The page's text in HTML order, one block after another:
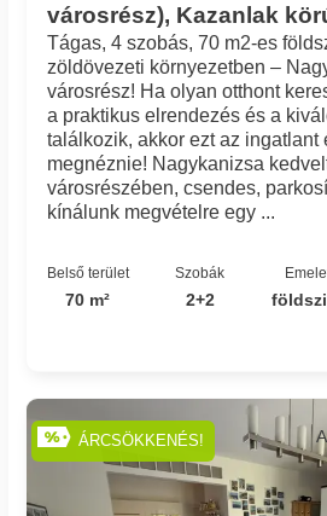
városrész), Kazanlak
Tágas, 4 szobás, 70 m2-es
zöldövezeti környezetben –
városrész! Ha olyan otthont
a praktikus elrendezés és a
találkozik, akkor ezt az ingatlant
megnéznie! Nagykanizsa
városrészében, csendes,
kínálunk megvételre egy ...
Belső terület
70 m²
Szobák
2+2
ÁRCSÖKKENÉS!